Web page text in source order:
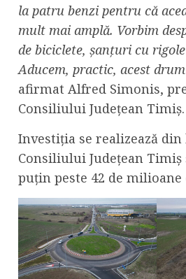
la patru benzi pentru că
mult mai amplă. Vorbim
de biciclete, șanțuri cu
Aducem, practic, acest
afirmat Alfred Simonis,
Consiliului Județean Timiș.
Investiția se realizează
Consiliului Județean Timiș
puțin peste 42 de milioane